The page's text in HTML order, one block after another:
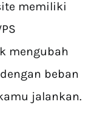
memiliki
mengubah
beban
jalankan.